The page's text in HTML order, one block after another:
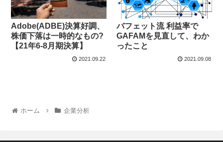
Adobe(ADBE)決算好調、
株価下落は一時的なもの?
【21年6-8月期決算】
2021.09.22
バフェット流 利益率で
GAFAMを見直して、わか
ったこと
2021.09.08
ホーム 企業分析